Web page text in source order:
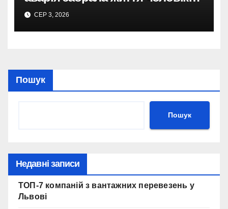
дружина бореться за життя в
лікарні.
СЕР 3, 2026
Пошук
Пошук
Недавні записи
ТОП-7 компаній з вантажних перевезень у
Львові